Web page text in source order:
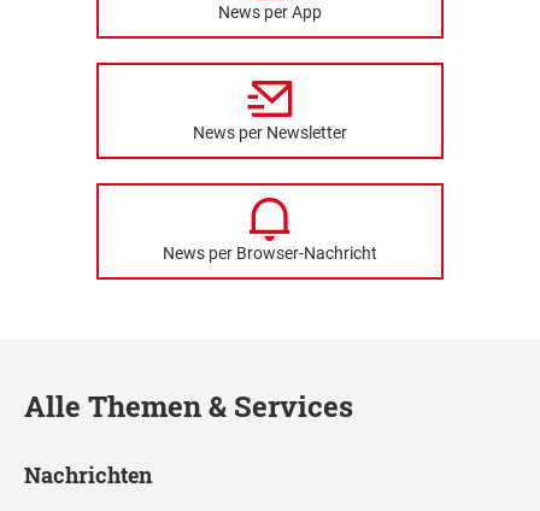
News per App
News per Newsletter
News per Browser-Nachricht
Alle Themen & Services
Nachrichten